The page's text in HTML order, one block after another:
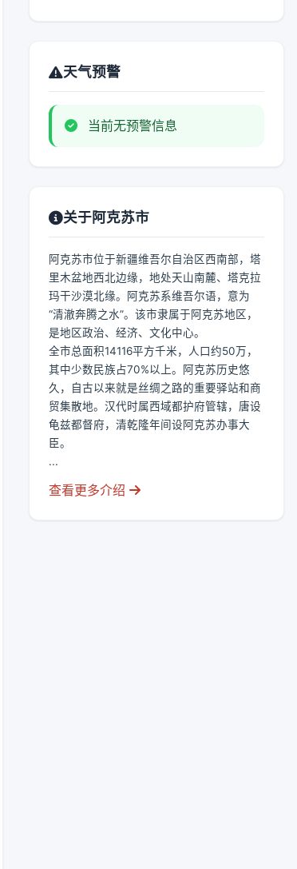
天气预警
当前无预警信息
关于阿克苏市
阿克苏市位于新疆维吾尔自治区西南部，塔
里木盆地西北边缘，地处天山南麓、塔克拉
玛干沙漠北缘。阿克苏系维吾尔语，意为
“清澈奔腾之水”。该市隶属于阿克苏地区，
是地区政治、经济、文化中心。
全市总面积14116平方千米，人口约50万，
其中少数民族占70%以上。阿克苏历史悠
久，自古以来就是丝绸之路的重要驿站和商
贸集散地。汉代时属西域都护府管辖，唐设
龟兹都督府，清乾隆年间设阿克苏办事大
臣。
...
查看更多介绍